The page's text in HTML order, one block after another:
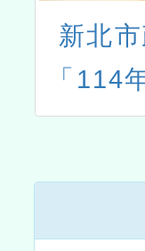
新北
「114
學客家
北